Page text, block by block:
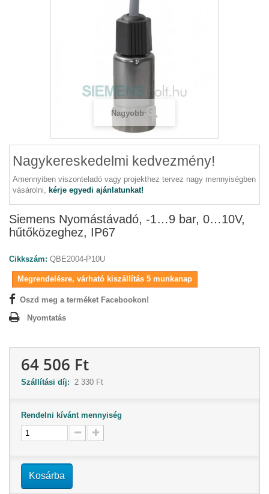
Nagyobb
Nagykereskedelmi kedvezmény!
Amennyiben viszonteladó vagy projekthez tervez nagy mennyiségben
vásárolni, kérje egyedi ajánlatunkat!
Siemens Nyomástávadó, -1…9 bar, 0…10V,
hűtőközeghez, IP67
Cikkszám: QBE2004-P10U
Megrendelésre, várható kiszállítás 5 munkanap
Oszd meg a terméket Facebookon!
Nyomtatás
64 506 Ft
Szállítási díj: 2 330 Ft
Rendelni kívánt mennyiség
Kosárba